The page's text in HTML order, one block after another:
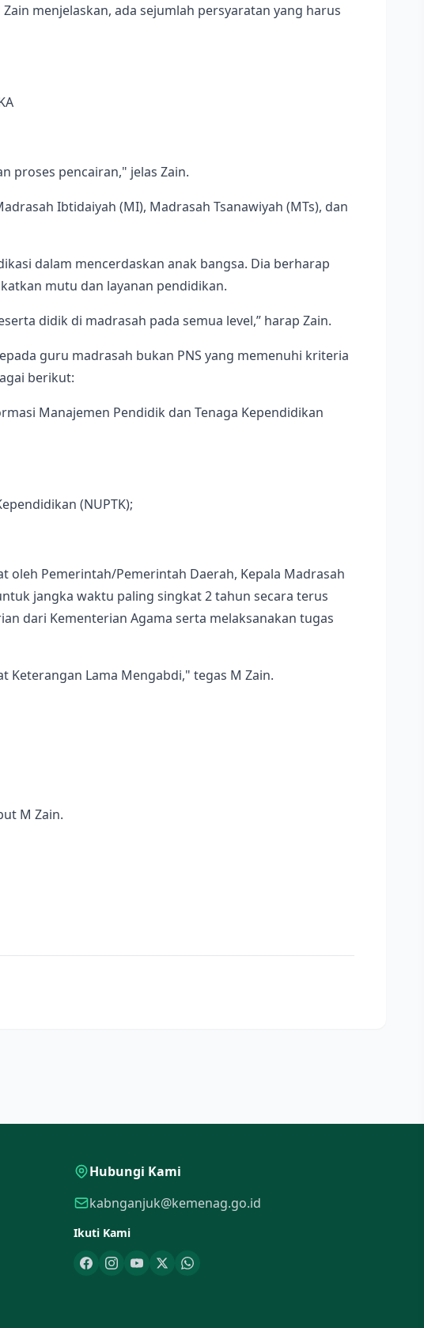
menjelaskan, ada sejumlah persyaratan yang harus
proses pencairan," jelas Zain.
Ibtidaiyah (MI), Madrasah Tsanawiyah (MTs), dan
dalam mencerdaskan anak bangsa. Dia berharap
mutu dan layanan pendidikan.
didik di madrasah pada semua level,” harap Zain.
guru madrasah bukan PNS yang memenuhi kriteria
berikut:
Manajemen Pendidik dan Tenaga Kependidikan
(NUPTK);
oleh Pemerintah/Pemerintah Daerah, Kepala Madrasah
jangka waktu paling singkat 2 tahun secara terus
dari Kementerian Agama serta melaksanakan tugas
Lama Mengabdi," tegas M Zain.
M Zain.
Hubungi Kami
kabnganjuk@kemenag.go.id
Ikuti Kami